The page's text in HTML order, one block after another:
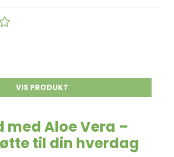
VIS PRODUKT
med Aloe Vera –
til din hverdag